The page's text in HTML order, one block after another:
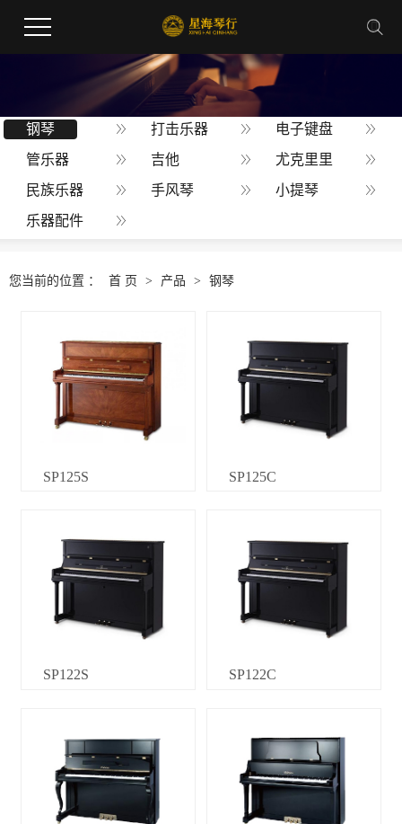
钢琴 打击乐器
电子键盘
管乐器
吉他
尤克里里
民族乐器
手风琴
小提琴
乐器配件
您当前的位置 ： 首 页 > 产品 > 钢琴
SP125S SP125C
SP122S SP122C